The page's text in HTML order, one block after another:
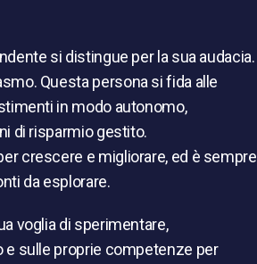
si distingue per la sua audacia.
Questa persona si fida alle
in modo autonomo,
di risparmio gestito.
crescere e migliorare, ed è sempre
da esplorare.
voglia di sperimentare,
e sulle proprie competenze per